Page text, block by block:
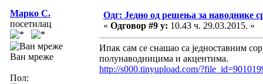
Марко С.
посетилац
Ван мреже
Пол:
Одг: Једно од решења за наводнике
« Одговор #9 у: 10.43 ч. 29.03.2015. »
Ипак сам се снашао са једноставним
полунаводницима и акцентима.
http://s000.tinyupload.com/